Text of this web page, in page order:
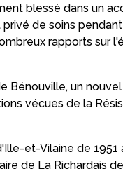
blessé dans un
de soins
rapports sur
Bénouville, un
vécues de la
et-Vilaine de 1951
de La Richardais de